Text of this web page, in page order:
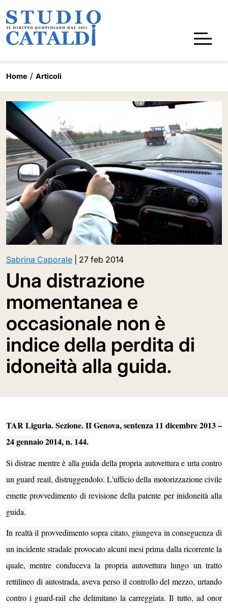
Home Articoli
Sabrina Caporale 27 feb 2014
Una distrazione
momentanea e
occasionale non è
indice della perdita di
idoneità alla guida.
TAR Liguria. Sezione. II Genova, sentenza 11 dicembre 2013 –
24 gennaio 2014, n. 144.
Si distrae mentre è alla guida della propria autovettura e urta contro
un guard reail, distruggendolo. L'ufficio della motorizzazione civile
emette provvedimento di revisione della patente per inidoneità alla
guida.
In realtà il provvedimento sopra citato, giungeva in conseguenza di
un incidente stradale provocato alcuni mesi prima dalla ricorrente la
quale, mentre conduceva la propria autovettura lungo un tratto
rettilineo di autostrada, aveva perso il controllo del mezzo, urtando
contro i guard-rail che delimitano la carreggiata. Il tutto, ad onor